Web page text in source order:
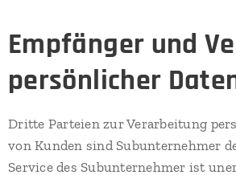
Empfänger und
persönlicher
Dritte Parteien zur Verarbeitung
von Kunden sind Subunternehmer
Service des Subunternehmer ist